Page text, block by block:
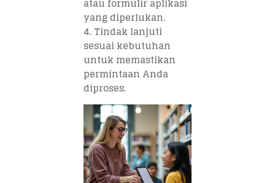
atau formulir aplikasi
yang diperlukan.
4. Tindak lanjuti
sesuai kebutuhan
untuk memastikan
permintaan Anda
diproses.